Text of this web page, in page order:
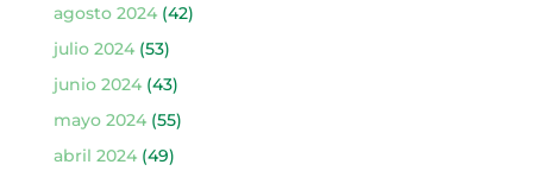
agosto 2024(42)
julio 2024(53)
junio 2024(43)
mayo 2024(55)
abril 2024(49)